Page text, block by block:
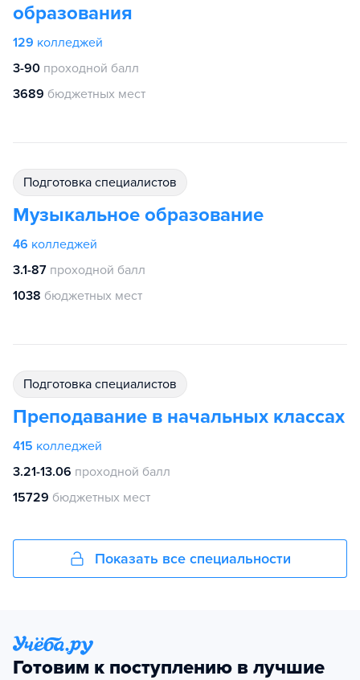
образования
129 колледжей
3-90 проходной балл
3689 бюджетных мест
подготовка специалистов
Музыкальное образование
46 колледжей
3.1-87 проходной балл
1038 бюджетных мест
подготовка специалистов
Преподавание в начальных классах
415 колледжей
3.21-13.06 проходной балл
15729 бюджетных мест
Показать все специальности
Готовим к поступлению в лучшие